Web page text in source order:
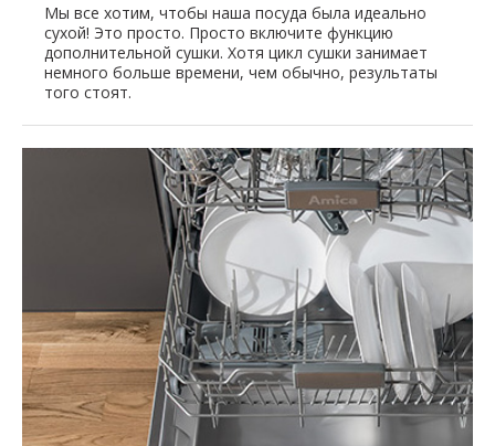
Мы все хотим, чтобы наша посуда была идеально
сухой! Это просто. Просто включите функцию
дополнительной сушки. Хотя цикл сушки занимает
немного больше времени, чем обычно, результаты
того стоят.